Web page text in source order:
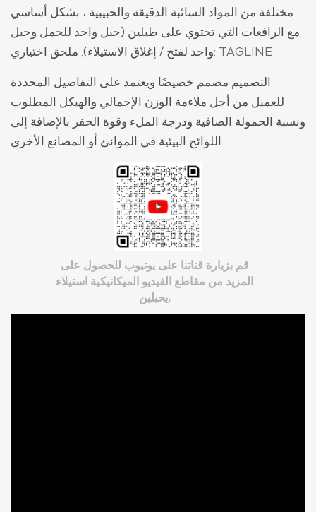
مختلفة من المواد السائبة الدقيقة والحبيبية ، بشكل أساسي
مع الرافعات التي تحتوي على طبلين (حبل واحد للحمل وحبل
واحد لفتح / إغلاق الاستيلاء). ملحق اختياري: TAGLINE
التصميم مصمم خصيصًا ويعتمد على التفاصيل المحددة
للعميل من أجل ملاءمة الوزن الإجمالي والهيكل المطلوب
ونسبة الحمولة الصافية ودرجة الملء وقوة الحفر بالإضافة إلى
قم بزيارة قناتنا على يوتيوب للحصول على
المزيد من مقاطع الفيديو الميكانيكية استيلاء
يحبلين.